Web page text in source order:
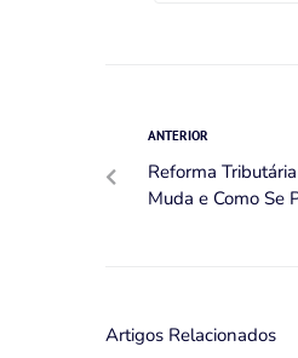
ANTERIOR
Reforma
Muda e Como Se
Artigos Relacionados